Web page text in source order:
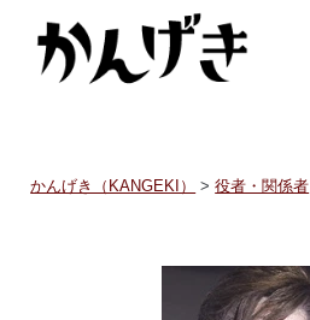
かんげき（KANGEKI） >役者・関係者